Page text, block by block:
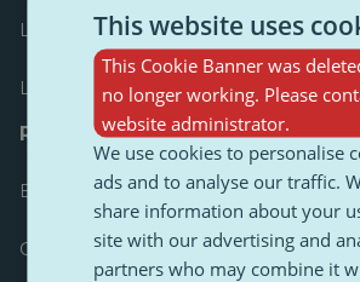
Le plus publié
Les plus suivis
Ressources pour les journalistes
Boîtes à outils
Guide de style de contenu PulseZ
This website uses
This Cookie Banner was
no longer working. Please
website administrator.
We use cookies to personalise
ads and to analyse our traffic.
share information about your
site with our advertising and
partners who may combine it